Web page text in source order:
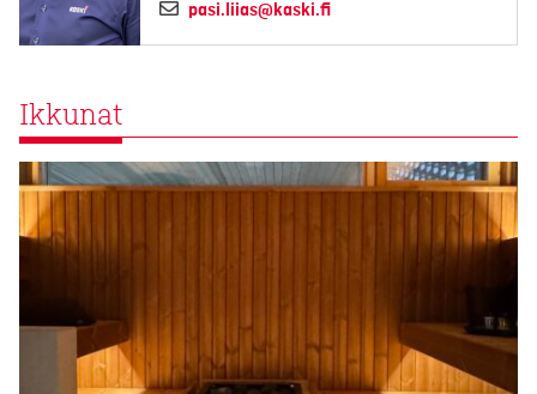
pasi.liias@kaski.fi
Ikkunat